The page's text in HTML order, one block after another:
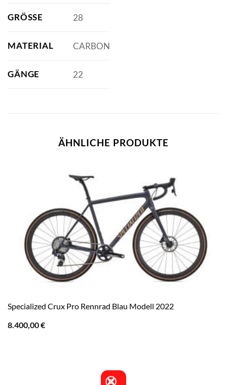
GRÖSSE 28
MATERIAL CARBON
GÄNGE 22
ÄHNLICHE PRODUKTE
Specialized Crux Pro Rennrad Blau Modell 2022
8.400,00€